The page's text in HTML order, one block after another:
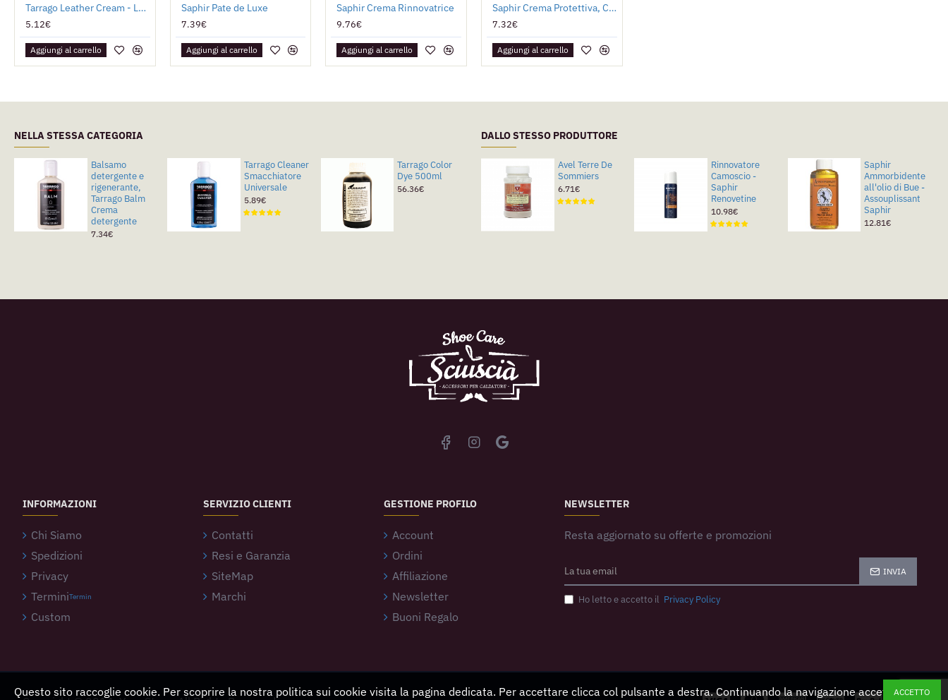
Tarrago Leather Cream - Lucido da Scarpe in Tubetto
5.12€
Aggiungi al carrello
Saphir Pate de Luxe
7.39€
Aggiungi al carrello
Saphir Crema Rinnovatrice
9.76€
Aggiungi al carrello
Saphir Crema Protettiva, Crème de luxe 1789
7.32€
Aggiungi al carrello
NELLA STESSA CATEGORIA
Balsamo
detergente e
rigenerante,
Tarrago Balm
Crema
detergente
7.34€
Tarrago Cleaner
Smacchiatore
Universale
5.89€
Tarrago Color
Dye 500ml
56.36€
DALLO STESSO PRODUTTORE
Avel Terre De
Sommiers
6.71€
Rinnovatore
Camoscio -
Saphir
Renovetine
10.98€
Saphir
Ammorbidente
all'olio di Bue -
Assouplissant
Saphir
12.81€
INFORMAZIONI
Chi Siamo
Spedizioni
Privacy
TerminiTermin
Custom
SERVIZIO CLIENTI
Contatti
Resi e Garanzia
SiteMap
Marchi
GESTIONE PROFILO
Account
Ordini
Affiliazione
Newsletter
Buoni Regalo
NEWSLETTER
Resta aggiornato su offerte e promozioni
INVIA
Ho letto e accetto il Privacy Policy
ACCETTO
Questo sito raccoglie cookie. Per scoprire la nostra politica sui cookie visita la pagina dedicata. Per accettare clicca col pulsante a destra. Continuando la navigazione accetti